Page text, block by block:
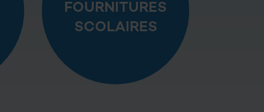
FOURNITURES
SCOLAIRES